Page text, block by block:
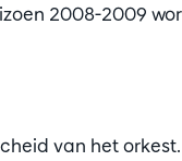
2008-2009
van het